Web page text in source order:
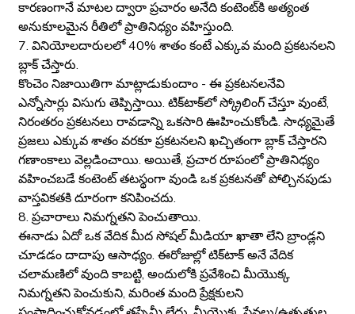
కారణంగానే మాటల ద్వారా ప్రచారం అనేది కంటెంట్‌కి అత్యంత
అనుకూలమైన రీతిలో ప్రాతినిధ్యం వహిస్తుంది.
7. వినియోలదారులలో 40% శాతం కంటే ఎక్కువ మంది ప్రకటనలని
బ్లాక్ చేస్తారు.
కొంచెం నిజాయితిగా మాట్లాడుకుందాం - ఈ ప్రకటనలనేవి
ఎన్నోసార్లు విసుగు తెప్పిస్తాయి. టిక్‌టాక్‌లో స్క్రోలింగ్ చేస్తూ వుంటే,
నిరంతరం ప్రకటనలు రావడాన్ని ఒకసారి ఊహించుకోండి. సాధ్యమైతే
ప్రజలు ఎక్కువ శాతం వరకూ ప్రకటనలని ఖచ్చితంగా బ్లాక్ చేస్తారని
గణాంకాలు వెల్లడించాయి. అయితే, ప్రచార రూపంలో ప్రాతినిధ్యం
వహించబడే కంటెంట్ తటస్థంగా వుండి ఒక ప్రకటనతో పోల్చినపుడు
వాస్తవికతకి దూరంగా కనిపించదు.
8. ప్రచారాలు నిమగ్నతని పెంచుతాయి.
ఈనాడు ఏదో ఒక వేదిక మీద సోషల్ మీడియా ఖాతా లేని బ్రాండ్లని
చూడడం దాదాపు ఆసాధ్యం. ఈరోజుల్లో టిక్‌టాక్ అనే వేదిక
చలామణిలో వుంది కాబట్టి, అందులోకి ప్రవేశించి మీయొక్క
నిమగ్నతని పెంచుకుని, మరింత మంది ప్రేక్షకులని